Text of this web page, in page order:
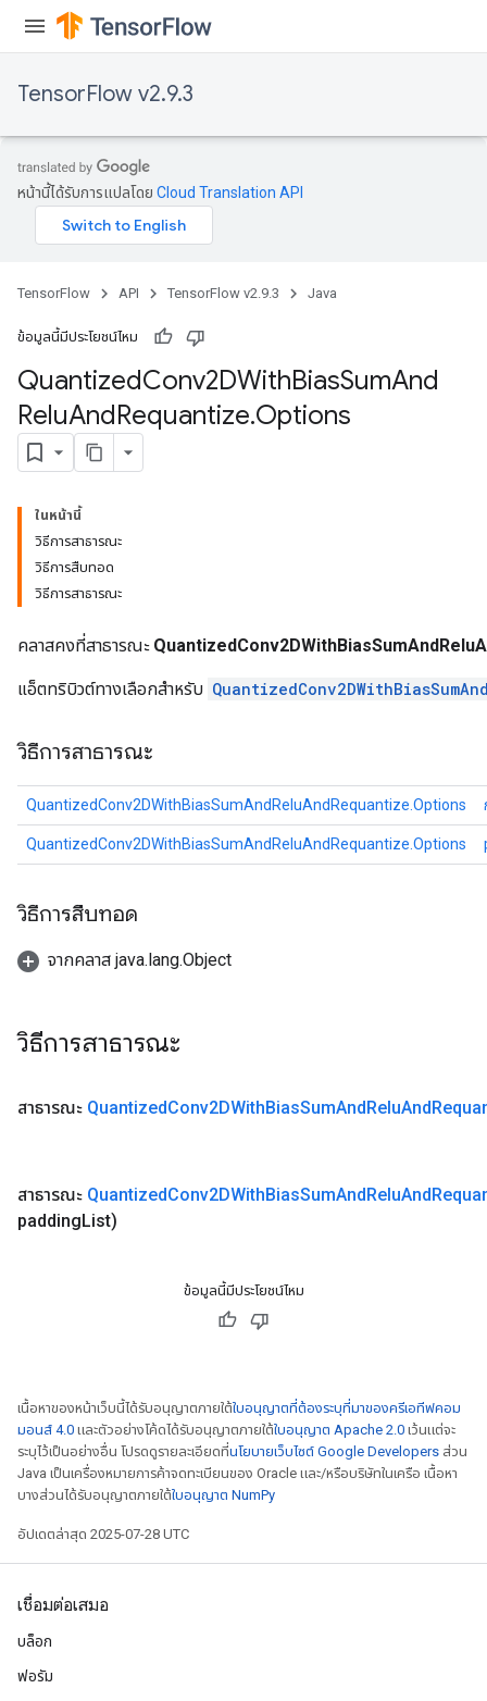
TensorFlow v2.9.3
หน้านี้ได้รับการแปลโดย Cloud Translation API
TensorFlow API TensorFlow v2.9.3 Java
ข้อมูลนี้มีประโยชน์ไหม
QuantizedConv2DWithBiasSumAnd
ReluAndRequantize.Options
ในหน้านี้
วิธีการสาธารณะ
วิธีการสืบทอด
วิธีการสาธารณะ
คลาสคงที่สาธารณะ
แอ็ตทริบิวต์ทางเลือกสำหรับ
วิธีการสาธารณะ
QuantizedConv2DWithBiasSumAndReluAndRequantize.Options
QuantizedConv2DWithBiasSumAndReluAndRequantize.Options
วิธีการสืบทอด
จากคลาส java.lang.Object
วิธีการสาธารณะ
สาธารณะ QuantizedConv2DWithBiasSumAndReluAnd
สาธารณะ QuantizedConv2DWithBiasSumAndReluAnd
paddingList)
ข้อมูลนี้มีประโยชน์ไหม
เนื้อหาของหน้าเว็บนี้ได้รับอนุญาตภายใต้ใบอนุญาตที่ต้องระบุที่มาของครีเอทีฟคอม
มอนส์ 4.0 และตัวอย่างโค้ดได้รับอนุญาตภายใต้ใบอนุญาต Apache 2.0 เว้นแต่จะ
ระบุไว้เป็นอย่างอื่น โปรดดูรายละเอียดที่นโยบายเว็บไซต์ Google Developers ส่วน
Java เป็นเครื่องหมายการค้าจดทะเบียนของ Oracle และ/หรือบริษัทในเครือ เนื้อหา
บางส่วนได้รับอนุญาตภายใต้ใบอนุญาต NumPy
อัปเดตล่าสุด 2025-07-28 UTC
เชื่อมต่อเสมอ
บล็อก
ฟอรัม